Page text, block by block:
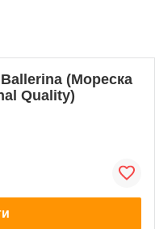
(Мореска
Quality)